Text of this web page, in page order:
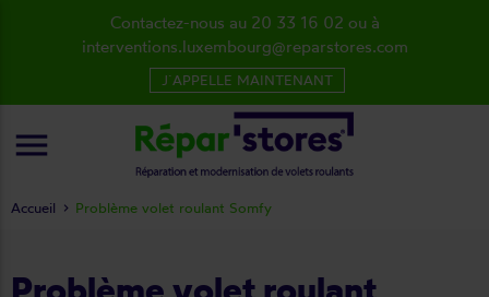
Accueil Problème volet roulant Somfy
Contactez-nous au 20 33 16 02 ou à
interventions.luxembourg@reparstores.com
J´APPELLE MAINTENANT
menu